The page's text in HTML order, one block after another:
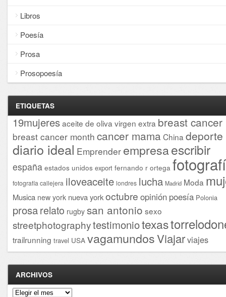
Libros
Poesía
Prosa
Prosopoesía
ETIQUETAS
19mujeresaceite de oliva virgen extra breast cancer
breast cancer month cancer mama China deporte
diario ideal Emprender empresaescribir
españa estados unidos export fernando r ortega
fotografía callejera iloveaceite londres lucha Madrid Moda
Musica new york nueva yorkoctubre opinión poesía Polonia
prosarelato rugby san antonio sexo
streetphotographytestimoniotexas
trailrunning travel USA vagamundosViajarviajes
ARCHIVOS
Archivos